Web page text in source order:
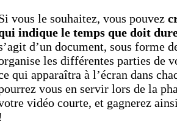
vous le souhaitez, vous pouvez
indique le temps que doit
d’un document, sous forme
les différentes parties de
qui apparaîtra à l’écran dans
vous en servir lors de la
vidéo courte, et gagnerez